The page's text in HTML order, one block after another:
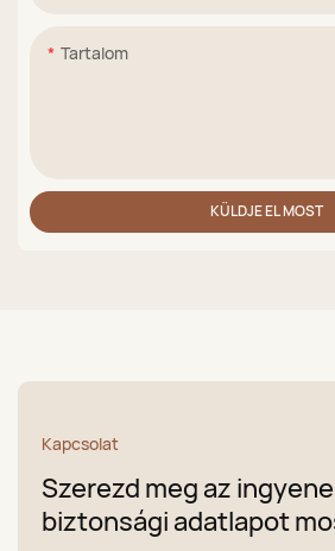
Tartalom
KÜLDJE EL MOST
Kapcsolat
Szerezd meg az
biztonsági adatlapot